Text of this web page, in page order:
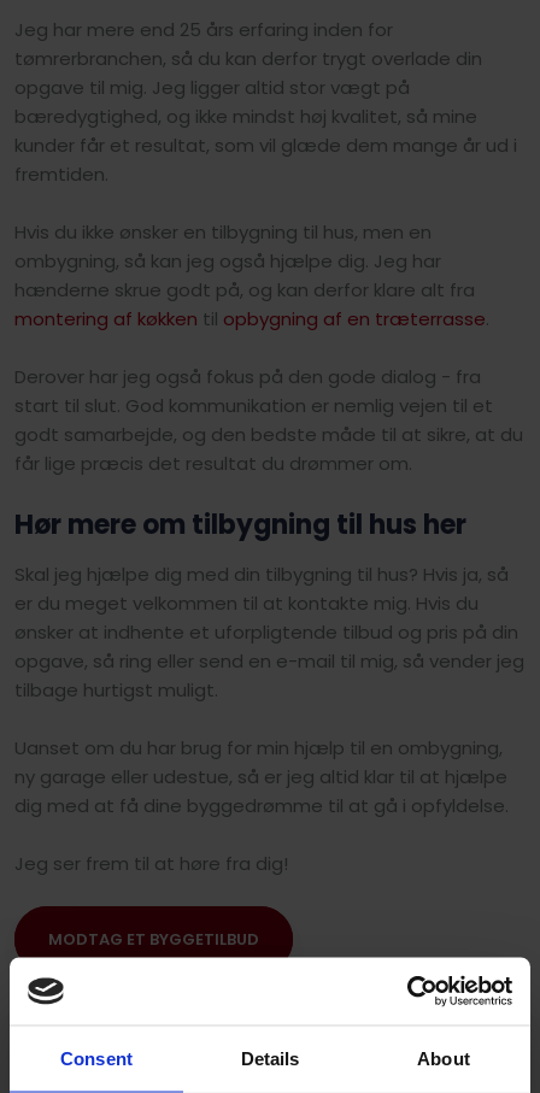
Consent Details About
Jeg har mere end 25 års erfaring inden for
tømrerbranchen, så du kan derfor trygt overlade din
opgave til mig. Jeg ligger altid stor vægt på
bæredygtighed, og ikke mindst høj kvalitet, så mine
kunder får et resultat, som vil glæde dem mange år ud i
fremtiden.
Hvis du ikke ønsker en tilbygning til hus, men en
ombygning, så kan jeg også hjælpe dig. Jeg har
hænderne skrue godt på, og kan derfor klare alt fra
montering af køkken til opbygning af en træterrasse.
Derover har jeg også fokus på den gode dialog - fra
start til slut. God kommunikation er nemlig vejen til et
godt samarbejde, og den bedste måde til at sikre, at du
får lige præcis det resultat du drømmer om.
Hør mere om tilbygning til hus her
Skal jeg hjælpe dig med din tilbygning til hus? Hvis ja, så
er du meget velkommen til at kontakte mig. Hvis du
ønsker at indhente et uforpligtende tilbud og pris på din
opgave, så ring eller send en e-mail til mig, så vender jeg
tilbage hurtigst muligt.
Uanset om du har brug for min hjælp til en ombygning,
ny garage eller udestue, så er jeg altid klar til at hjælpe
dig med at få dine byggedrømme til at gå i opfyldelse.
Jeg ser frem til at høre fra dig!
MODTAG ET BYGGETILBUD